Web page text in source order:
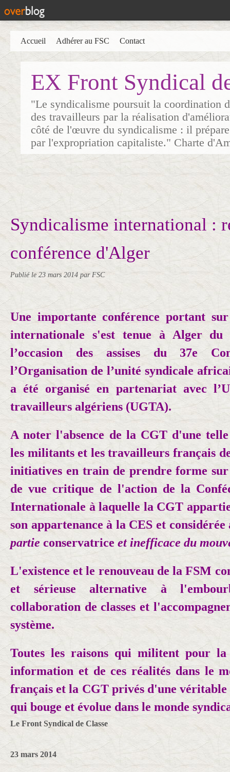
EX Front Syndical
"Le syndicalisme poursuit la coordination
des travailleurs par la réalisation
côté de l'œuvre du syndicalisme : il
par l'expropriation capitaliste." Charte
Accueil Adhérer au FSC Contact
Syndicalisme international :
conférence d'Alger
Publié le 23 mars 2014 par FSC
Une importante conférence portant
internationale s'est tenue à Alger
l’occasion des assises du 37e
l’Organisation de l’unité syndicale
a été organisé en partenariat avec
travailleurs algériens (UGTA).
A noter l'absence de la CGT d'une
les militants et les travailleurs français
initiatives en train de prendre forme
de vue critique de l'action de la
Internationale à laquelle la CGT
son appartenance à la CES et
partie conservatrice et inefficace du
L'existence et le renouveau de la FSM
et sérieuse alternative à
collaboration de classes et
système.
Toutes les raisons qui militent pour
information et de ces réalités dans le
français et la CGT privés d'une véritable
qui bouge et évolue dans le monde
Le Front Syndical de Classe
23 mars 2014